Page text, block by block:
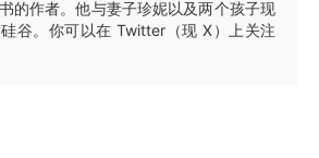
的作者。他与妻子珍妮以及两个孩子现
谷。你可以在 Twitter（现 X）上关注